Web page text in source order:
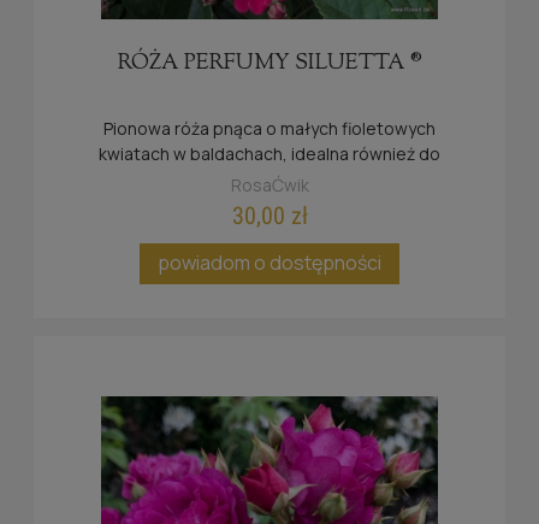
RÓŻA PERFUMY SILUETTA ®
Pionowa róża pnąca o małych fioletowych
kwiatach w baldachach, idealna również do
mniejszych ogrodów.
RosaĆwik
30,00 zł
powiadom o dostępności